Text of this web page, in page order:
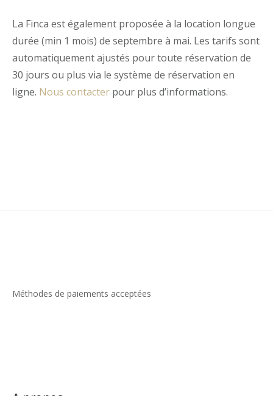
La Finca est également proposée à la location longue
durée (min 1 mois) de septembre à mai. Les tarifs sont
automatiquement ajustés pour toute réservation de
30 jours ou plus via le système de réservation en
ligne. Nous contacter pour plus d’informations.
Méthodes de paiements acceptées